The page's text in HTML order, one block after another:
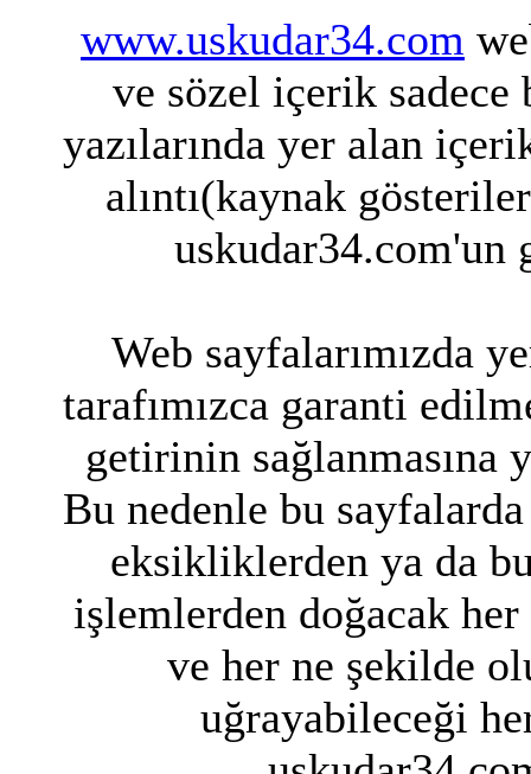
www.uskudar34.com
ve sözel içerik sadece
yazılarında yer alan
alıntı(kaynak
uskudar34.com'un
Web sayfalarımızda
tarafımızca garanti
getirinin
Bu nedenle bu
eksikliklerden ya da
işlemlerden doğacak
ve her ne şekilde
uğrayabileceği